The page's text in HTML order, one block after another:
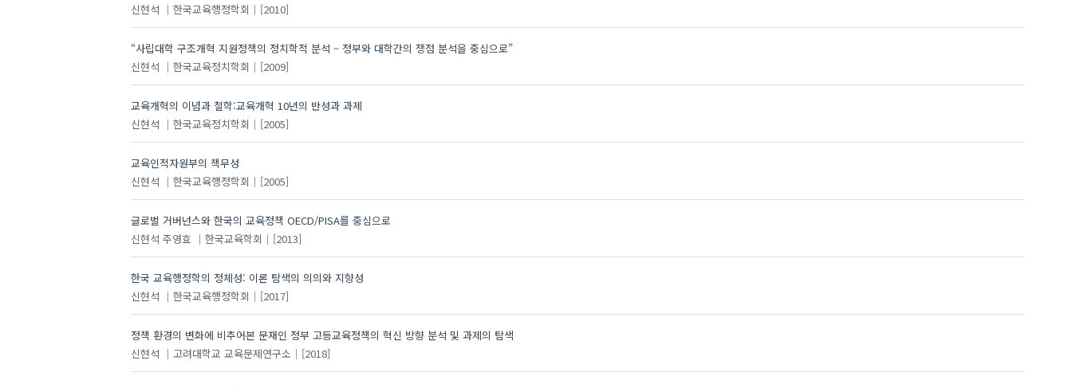
신현석
한국교육행정학회 [2010]
“사립대학 구조개혁 지원정책의 정치학적 분석 – 정부와 대학간의 쟁점 분석을 중심으로”
신현석
한국교육정치학회 [2009]
교육개혁의 이념과 철학:교육개혁 10년의 반성과 과제
신현석
한국교육정치학회 [2005]
교육인적자원부의 책무성
신현석
한국교육행정학회 [2005]
글로벌 거버넌스와 한국의 교육정책 OECD/PISA를 중심으로
신현석 주영효 한국교육학회 [2013]
한국 교육행정학의 정체성: 이론 탐색의 의의와 지향성
신현석
한국교육행정학회 [2017]
정책 환경의 변화에 비추어본 문재인 정부 고등교육정책의 혁신 방향 분석 및 과제의 탐색
신현석
고려대학교 교육문제연구소 [2018]